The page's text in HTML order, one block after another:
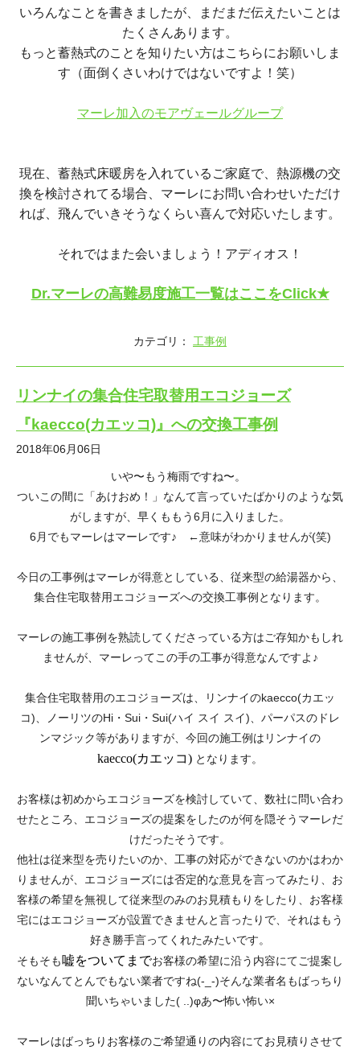
いろんなことを書きましたが、まだまだ伝えたいことは
たくさんあります。
もっと蓄熱式のことを知りたい方はこちらにお願いしま
す（面倒くさいわけではないですよ！笑）
マーレ加入のモアヴェールグループ
現在、蓄熱式床暖房を入れているご家庭で、熱源機の交
換を検討されてる場合、マーレにお問い合わせいただけ
れば、飛んでいきそうなくらい喜んで対応いたします。
それではまた会いましょう！アディオス！
Dr.マーレの高難易度施工一覧はここをClick★
カテゴリ： 工事例
リンナイの集合住宅取替用エコジョーズ
『kaecco(カエッコ)』への交換工事例
2018年06月06日
いや〜もう梅雨ですね〜。
ついこの間に「あけおめ！」なんて言っていたばかりのような気
がしますが、早くももう6月に入りました。
6月でもマーレはマーレです♪ ←意味がわかりませんが(笑)
今日の工事例はマーレが得意としている、従来型の給湯器から、
集合住宅取替用エコジョーズへの交換工事例となります。
マーレの施工事例を熟読してくださっている方はご存知かもしれ
ませんが、マーレってこの手の工事が得意なんですよ♪
集合住宅取替用のエコジョーズは、リンナイのkaecco(カエッ
コ)、ノーリツのHi・Sui・Sui(ハイ スイ スイ)、パーパスのドレ
ンマジック等がありますが、今回の施工例はリンナイの
kaecco(カエッコ) となります。
お客様は初めからエコジョーズを検討していて、数社に問い合わ
せたところ、エコジョーズの提案をしたのが何を隠そうマーレだ
けだったそうです。
他社は従来型を売りたいのか、工事の対応ができないのかはわか
りませんが、エコジョーズには否定的な意見を言ってみたり、お
客様の希望を無視して従来型のみのお見積もりをしたり、お客様
宅にはエコジョーズが設置できませんと言ったりで、それはもう
好き勝手言ってくれたみたいです。
そもそも嘘をついてまでお客様の希望に沿う内容にてご提案し
ないなんてとんでもない業者ですね(-_-)そんな業者名もばっちり
聞いちゃいました( ..)φあ〜怖い怖い×
マーレはばっちりお客様のご希望通りの内容にてお見積りさせて